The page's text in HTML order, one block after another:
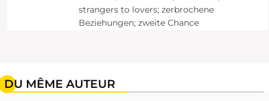
strangers to lovers; zerbrochene
Beziehungen; zweite Chance
DU MÊME AUTEUR